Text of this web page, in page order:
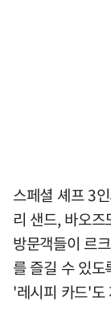
스페셜 셰프 3
리 샌드, 바오
방문객들이 르
를 즐길 수 있
'레시피 카드'도